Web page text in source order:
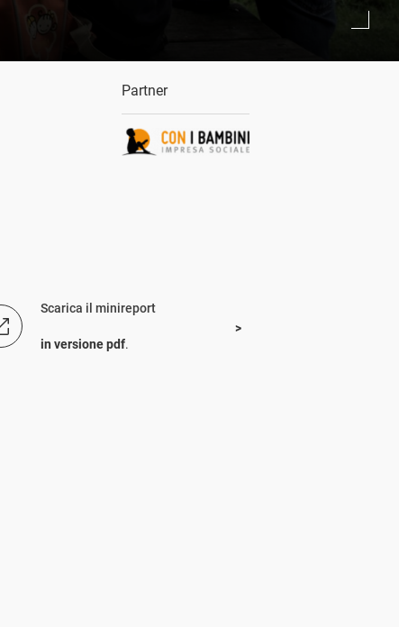
Partner
Scarica il minireport
in versione pdf.